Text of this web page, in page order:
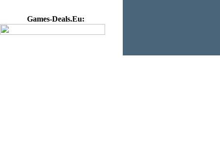
Games-Deals.Eu: